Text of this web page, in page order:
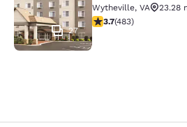
27
Wytheville, VA
23.28
calificación de 3.73
3.7(483)